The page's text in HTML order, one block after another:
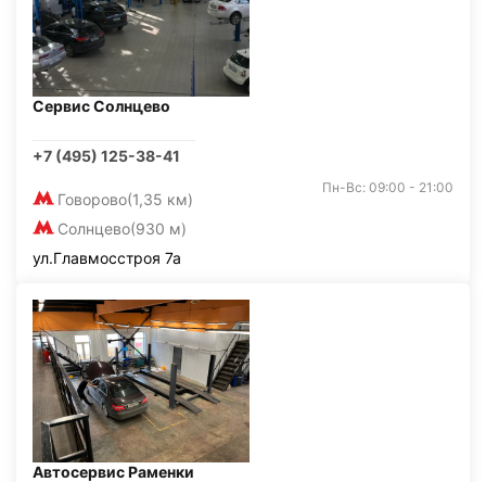
Сервис Солнцево
+7 (495) 125-38-41
Говорово(1,35 км)
Солнцево(930 м)
Пн-Вс: 09:00 - 21:00
ул.Главмосстроя 7а
Автосервис Раменки